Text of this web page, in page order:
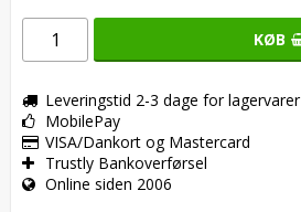
KØB
Leveringstid 2-3 dage for lagervarer
MobilePay
VISA/Dankort og Mastercard
Trustly Bankoverførsel
Online siden 2006